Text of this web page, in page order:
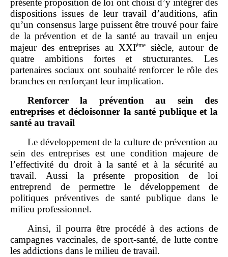
présente proposition de loi ont choisi d’y intégrer des
dispositions issues de leur travail d’auditions, afin
qu’un consensus large puissent être trouvé pour faire
de la prévention et de la santé au travail un enjeu
majeur des entreprises au XXIème
siècle, autour de
quatre ambitions fortes et structurantes. Les
partenaires sociaux ont souhaité renforcer le rôle des
branches en renforçant leur implication.
Renforcer la prévention au sein des
entreprises et décloisonner la santé publique et la
santé au travail
Le développement de la culture de prévention au
sein des entreprises est une condition majeure de
l’effectivité du droit à la santé et à la sécurité au
travail. Aussi la présente proposition de loi
entreprend de permettre le développement de
politiques préventives de santé publique dans le
milieu professionnel.
Ainsi, il pourra être procédé à des actions de
campagnes vaccinales, de sport‑santé, de lutte contre
les addictions dans le milieu de travail.